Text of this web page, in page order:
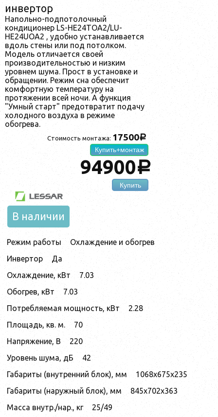
инвертор
Напольно-подпотолочный
кондиционер LS-HE24TOA2/LU-
HE24UOA2 , удобно устанавливается
вдоль стены или под потолком.
Модель отличается своей
производительностью и низким
уровнем шума. Прост в установке и
обращении. Режим сна обеспечит
комфортную температуру на
протяжении всей ночи. А функция
"Умный старт" предотвратит подачу
холодного воздуха в режиме
обогрева.
Стоимость монтажа: 17500a
Купить+монтаж
94900a
Купить
В наличии
Режим работы
Охлаждение и обогрев
Инвертор
Да
Охлаждение, кВт
7.03
Обогрев, кВт
7.03
Потребляемая мощность, кВт
2.28
Площадь, кв. м.
70
Напряжение, В
220
Уровень шума, дБ
42
Габариты (внутренний блок), мм
1068x675x235
Габариты (наружный блок), мм
845x702x363
Масса внутр./нар., кг
25/49